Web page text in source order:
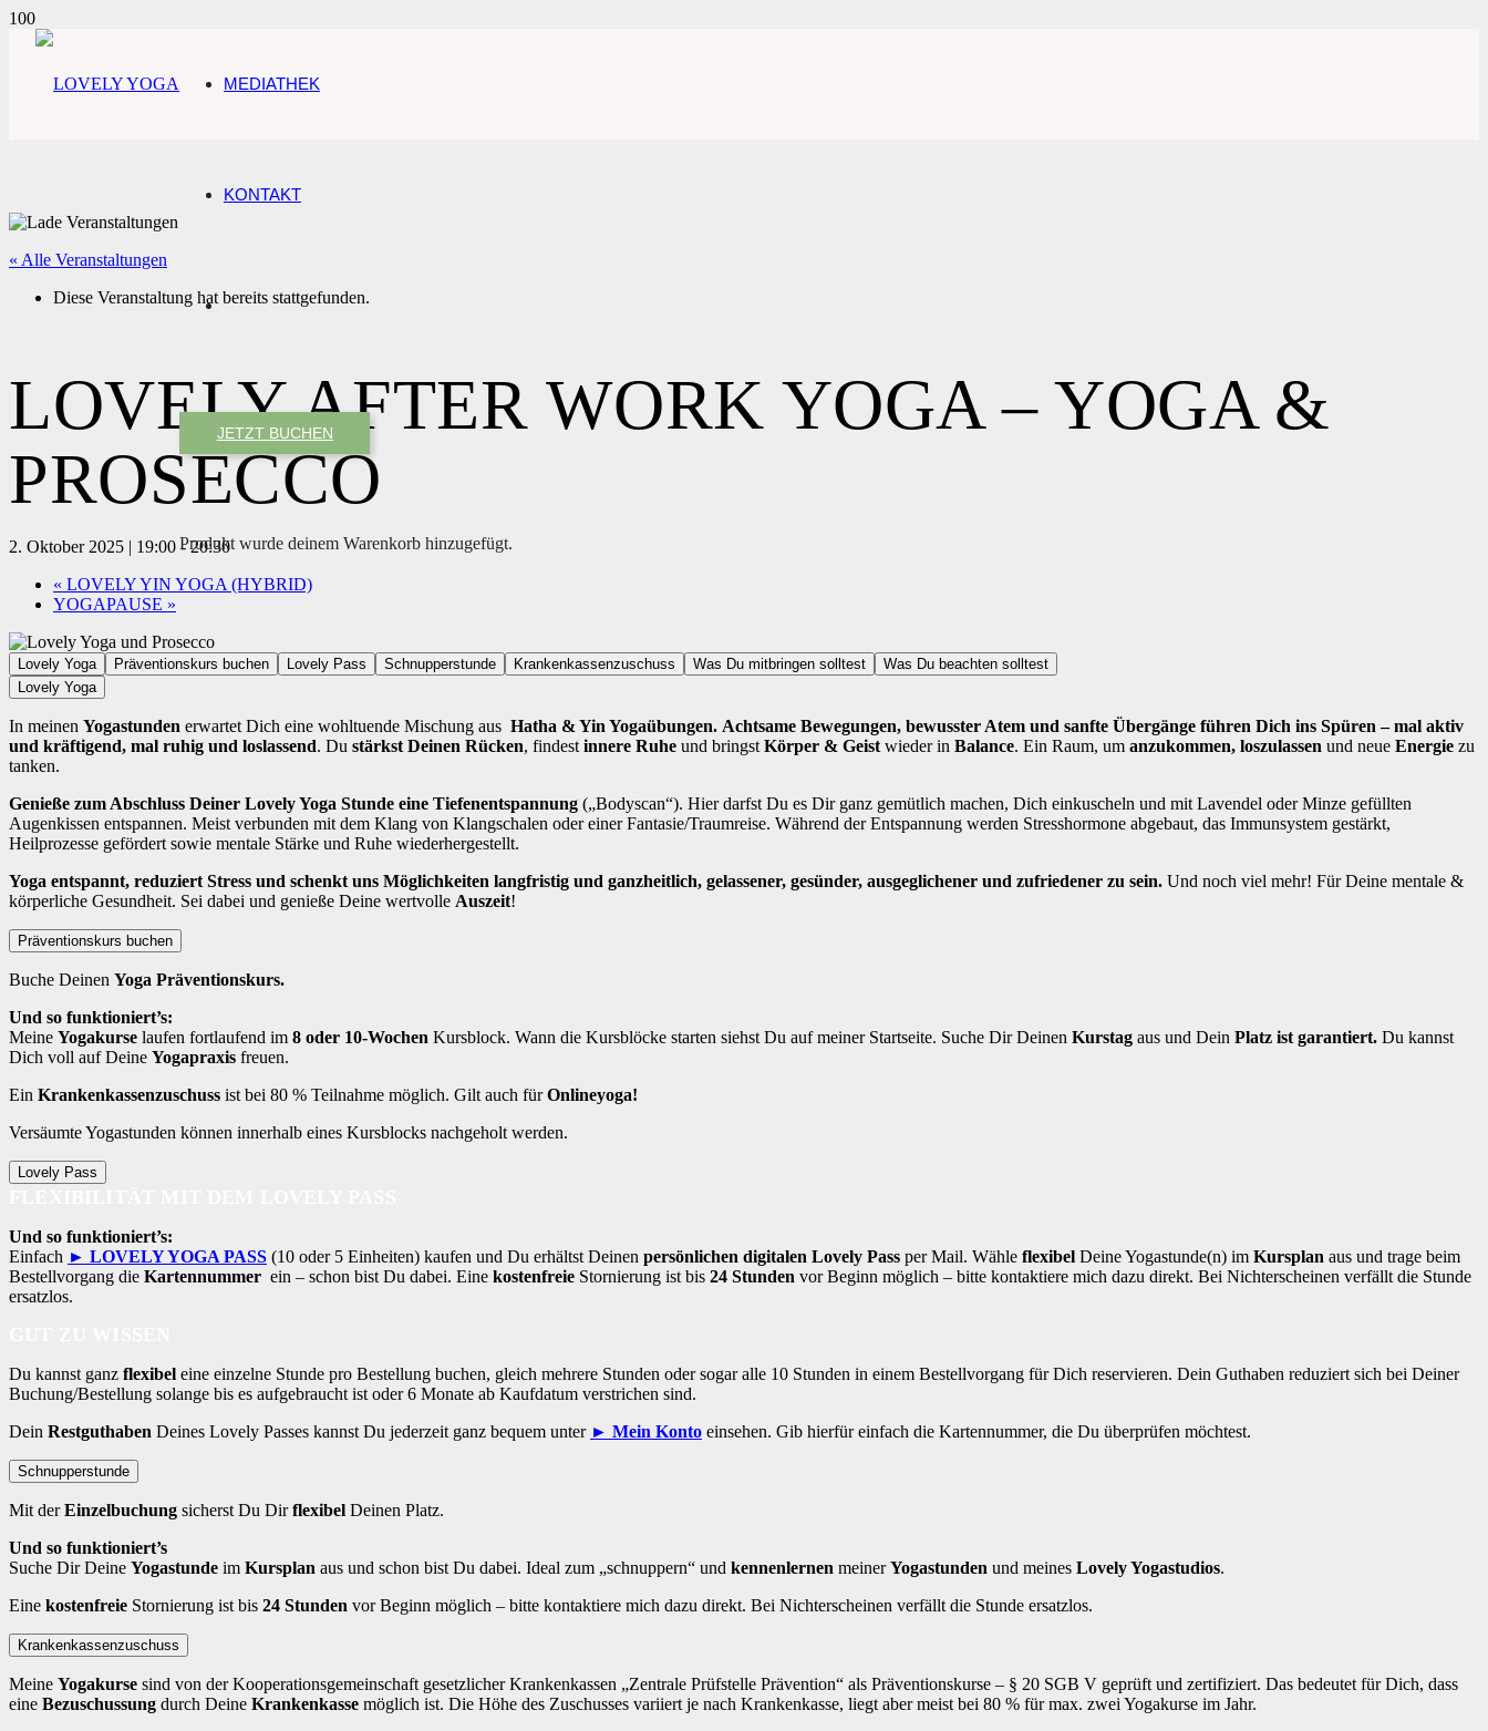
MEDIATHEK
KONTAKT
JETZT BUCHEN
Produkt wurde deinem Warenkorb hinzugefügt.
« Alle Veranstaltungen
Diese Veranstaltung hat bereits stattgefunden.
LOVELY AFTER WORK YOGA – YOGA &
PROSECCO
2. Oktober 2025 | 19:00-20:30
« LOVELY YIN YOGA (HYBRID)
YOGAPAUSE »
Lovely Yoga Präventionskurs buchen Lovely Pass Schnupperstunde Krankenkassenzuschuss Was Du mitbringen solltest
Was Du beachten solltest
Lovely Yoga
In meinen Yogastunden erwartet Dich eine wohltuende Mischung aus Hatha & Yin Yogaübungen. Achtsame Bewegungen, bewusster Atem und sanfte Übergänge führen Dich ins Spüren – mal aktiv
und kräftigend, mal ruhig und loslassend. Du stärkst Deinen Rücken, findest innere Ruhe und bringst Körper & Geist wieder in Balance. Ein Raum, um anzukommen, loszulassen und neue Energie zu
tanken.
Genieße zum Abschluss Deiner Lovely Yoga Stunde eine Tiefenentspannung („Bodyscan“). Hier darfst Du es Dir ganz gemütlich machen, Dich einkuscheln und mit Lavendel oder Minze gefüllten
Augenkissen entspannen. Meist verbunden mit dem Klang von Klangschalen oder einer Fantasie/Traumreise. Während der Entspannung werden Stresshormone abgebaut, das Immunsystem gestärkt,
Heilprozesse gefördert sowie mentale Stärke und Ruhe wiederhergestellt.
Yoga entspannt, reduziert Stress und schenkt uns Möglichkeiten langfristig und ganzheitlich, gelassener, gesünder, ausgeglichener und zufriedener zu sein. Und noch viel mehr! Für Deine mentale &
körperliche Gesundheit. Sei dabei und genieße Deine wertvolle Auszeit!
Präventionskurs buchen
Buche Deinen Yoga Präventionskurs.
Und so funktioniert’s:
Meine Yogakurse laufen fortlaufend im 8 oder 10-Wochen Kursblock. Wann die Kursblöcke starten siehst Du auf meiner Startseite. Suche Dir Deinen Kurstag aus und Dein Platz ist garantiert. Du kannst
Dich voll auf Deine Yogapraxis freuen.
Ein Krankenkassenzuschuss ist bei 80 % Teilnahme möglich. Gilt auch fürOnlineyoga!
Versäumte Yogastunden können innerhalb eines Kursblocks nachgeholt werden.
Lovely Pass
Und so funktioniert’s:
Einfach ► LOVELY YOGA PASS (10 oder 5 Einheiten) kaufen und Du erhältst Deinen persönlichen digitalen Lovely Pass per Mail. Wähle flexibel Deine Yogastunde(n) im Kursplan aus und trage beim
Bestellvorgang die Kartennummer ein – schon bist Du dabei. Eine kostenfreie Stornierung ist bis 24 Stunden vor Beginn möglich – bitte kontaktiere mich dazu direkt. Bei Nichterscheinen verfällt die Stunde
ersatzlos.
Du kannst ganz flexibel eine einzelne Stunde pro Bestellung buchen, gleich mehrere Stunden oder sogar alle 10 Stunden in einem Bestellvorgang für Dich reservieren. Dein Guthaben reduziert sich bei Deiner
Buchung/Bestellung solange bis es aufgebraucht ist oder 6 Monate ab Kaufdatum verstrichen sind.
Dein Restguthaben Deines Lovely Passes kannst Du jederzeit ganz bequem unter ► Mein Konto einsehen. Gib hierfür einfach die Kartennummer, die Du überprüfen möchtest.
Schnupperstunde
Mit derEinzelbuchung sicherst Du Dirflexibel Deinen Platz.
Und so funktioniert’s
Suche Dir Deine Yogastunde im Kursplan aus und schon bist Du dabei. Ideal zum „schnuppern“ und kennenlernen meinerYogastunden und meines Lovely Yogastudios.
Eine kostenfreie Stornierung ist bis 24 Stunden vor Beginn möglich – bitte kontaktiere mich dazu direkt. Bei Nichterscheinen verfällt die Stunde ersatzlos.
Krankenkassenzuschuss
Meine Yogakurse sind von der Kooperationsgemeinschaft gesetzlicher Krankenkassen „Zentrale Prüfstelle Prävention“ als Präventionskurse – § 20 SGB V geprüft und zertifiziert. Das bedeutet für Dich, dass
eine Bezuschussung durch Deine Krankenkasse möglich ist. Die Höhe des Zuschusses variiert je nach Krankenkasse, liegt aber meist bei 80 % für max. zwei Yogakurse im Jahr.